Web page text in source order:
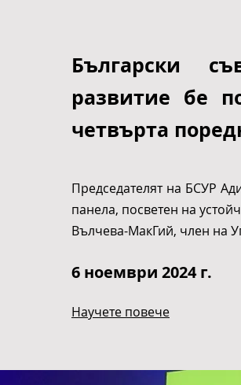
Български
развитие бе
четвърта
Председателят на БСУР
панела, посветен на
Вълчева-МакГий, член на
6 ноември 2024 г.
Научете повече